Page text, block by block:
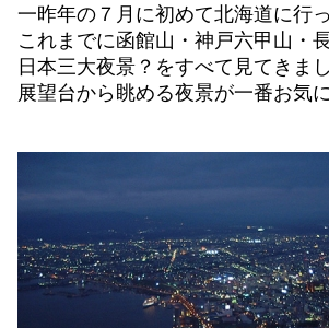
一昨年の７月に初めて北海道に行
これまでに函館山・神戸六甲山・
日本三大夜景？をすべて見てきま
展望台から眺める夜景が一番お気